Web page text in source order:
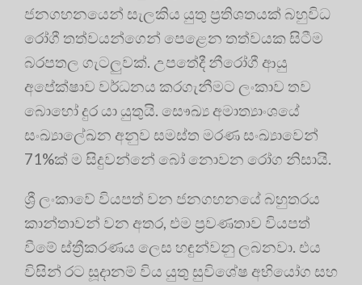
ජනගහනයෙන් සැලකිය යුතු ප්‍ර‍තිශතයක් බහුවිධ
රෝගී තත්වයන්ගෙන් පෙළෙන තත්වයක සිටීම
බරපතල ගැටලුවක්. උපතේදී නීරෝගී ආයු
අපේක්ෂාව වර්ධනය කරගැනීමට ලංකාව තව
බොහෝ දුර යා යුතුයි. සෞඛ්‍ය අමාත්‍යාංශයේ
සංඛ්‍යාලේඛන අනුව සමස්ත මරණ සංඛ්‍යාවෙන්
71%ක් ම සිදුවන්නේ බෝ නොවන රෝග නිසායි.
ශ්‍රී ලංකාවේ වියපත් වන ජනගහනයේ බහුතරය
කාන්තාවන් වන අතර, එම ප්‍ර‍වණතාව වියපත්
වීමේ ස්ත්‍රීකරණය ලෙස හඳුන්වනු ලබනවා. එය
විසින් රට සූදානම් විය යුතු සුවිශේෂ අභියෝග සහ